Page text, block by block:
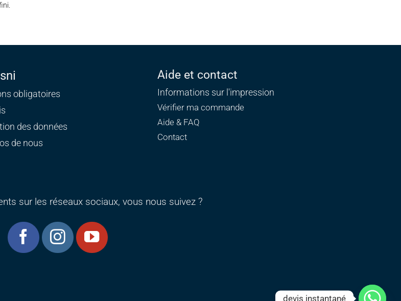
obligatoires
des données
de nous
Aide et contact
Informations sur l'impression
Vérifier ma commande
Aide & FAQ
Contact
sur les réseaux sociaux, vous nous suivez ?
devis instantané